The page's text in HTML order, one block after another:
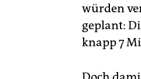
würden
geplant:
knapp 7